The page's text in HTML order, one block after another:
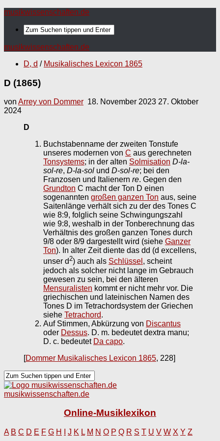
musikwissenschaften.de
musikwissenschaften.de
D, d / Musikalisches Lexicon 1865
D (1865)
von Arrey von Dommer 18. November 2023 27. Oktober
2024
D
Buchstabenname der zweiten Tonstufe
unseres modernen von C aus gerechneten
Tonsystems; in der alten Solmisation D-la-
sol-re, D-la-sol und D-sol-re; bei den
Franzosen und Italienern re. Gegen den
Grundton C macht der Ton D einen
sogenannten großen ganzen Ton aus, seine
Saitenlänge verhält sich zu der des Tones C
wie 8:9, folglich seine Schwingungszahl
wie 9:8, weshalb in der Tonberechnung das
Verhältnis des großen ganzen Tones durch
9/8 oder 8/9 dargestellt wird (siehe Ganzer
Ton). In alter Zeit diente das dd (d excellens,
unser d2) auch als Schlüssel , scheint
jedoch als solcher nicht lange im Gebrauch
gewesen zu sein, bei den älteren
Mensuralisten kommt er nicht mehr vor. Die
griechischen und lateinischen Namen des
Tones D im Tetrachordsystem der Griechen
siehe Tetrachord.
Auf Stimmen, Abkürzung von Discantus
oder Dessus. D. m. bedeutet dextra manu;
D. c. bedeutet Da capo.
[Dommer Musikalisches Lexicon 1865, 228]
musikwissenschaften.de
Online-Musiklexikon
A B C D E F G H J K L M N O P Q R S T U V W X Y Z